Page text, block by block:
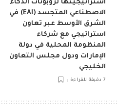
استراتيجيتها لروبوتات الذكاء
الاصطناعي المتجسد (EAI) في
الشرق الأوسط عبر تعاون
استراتيجي مع شركاء
المنظومة المحلية في دولة
الإمارات ودول مجلس التعاون
الخليجي
7 دقيقة للقراءة